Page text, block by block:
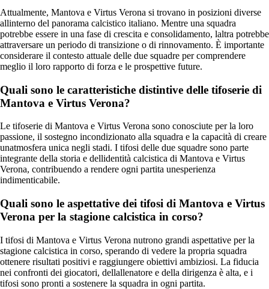
Attualmente, Mantova e Virtus Verona si trovano in posizioni diverse
allinterno del panorama calcistico italiano. Mentre una squadra
potrebbe essere in una fase di crescita e consolidamento, laltra potrebbe
attraversare un periodo di transizione o di rinnovamento. È importante
considerare il contesto attuale delle due squadre per comprendere
meglio il loro rapporto di forza e le prospettive future.
Quali sono le caratteristiche distintive delle tifoserie di
Mantova e Virtus Verona?
Le tifoserie di Mantova e Virtus Verona sono conosciute per la loro
passione, il sostegno incondizionato alla squadra e la capacità di creare
unatmosfera unica negli stadi. I tifosi delle due squadre sono parte
integrante della storia e dellidentità calcistica di Mantova e Virtus
Verona, contribuendo a rendere ogni partita unesperienza
indimenticabile.
Quali sono le aspettative dei tifosi di Mantova e Virtus
Verona per la stagione calcistica in corso?
I tifosi di Mantova e Virtus Verona nutrono grandi aspettative per la
stagione calcistica in corso, sperando di vedere la propria squadra
ottenere risultati positivi e raggiungere obiettivi ambiziosi. La fiducia
nei confronti dei giocatori, dellallenatore e della dirigenza è alta, e i
tifosi sono pronti a sostenere la squadra in ogni partita.